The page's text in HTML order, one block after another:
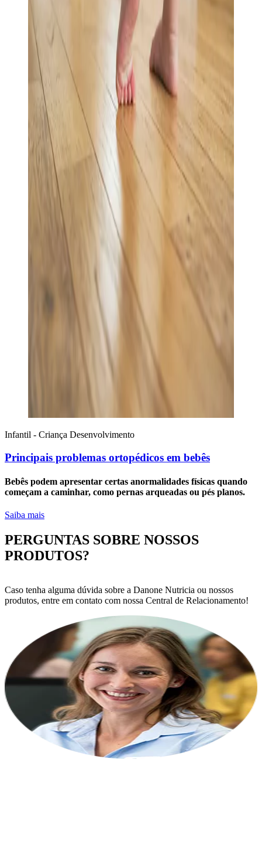
Infantil - Criança Desenvolvimento
Principais problemas ortopédicos em bebês
Bebês podem apresentar certas anormalidades físicas quando
começam a caminhar, como pernas arqueadas ou pés planos.
Saiba mais
PERGUNTAS SOBRE NOSSOS
PRODUTOS?
Caso tenha alguma dúvida sobre a Danone Nutricia ou nossos
produtos, entre em contato com nossa Central de Relacionamento!